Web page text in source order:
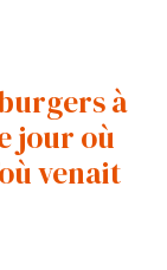
à
jour où
venait